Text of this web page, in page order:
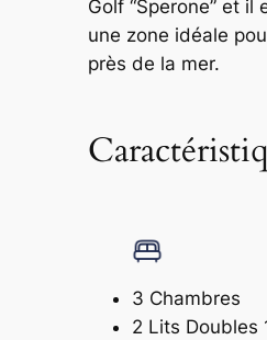
Golf “Sperone” et il
une zone idéale
près de la mer.
3 Chambres
2 Lits Doubles